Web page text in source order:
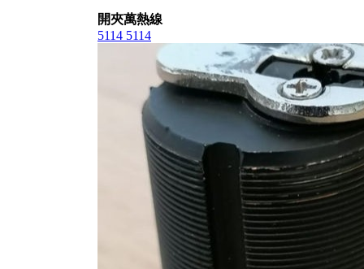
開夾萬熱線
5114 5114